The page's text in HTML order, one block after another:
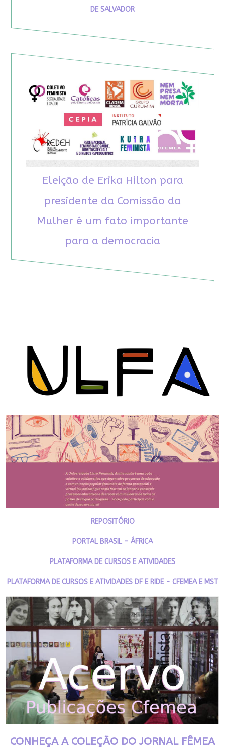
DE SALVADOR
Eleição de Erika Hilton para
presidente da Comissão da
Mulher é um fato importante
para a democracia
REPOSITÓRIO
PORTAL BRASIL - ÁFRICA
PLATAFORMA DE CURSOS E ATIVIDADES
PLATAFORMA DE CURSOS E ATIVIDADES DF E RIDE - CFEMEA E MST
CONHEÇA A COLEÇÃO DO JORNAL FÊMEA